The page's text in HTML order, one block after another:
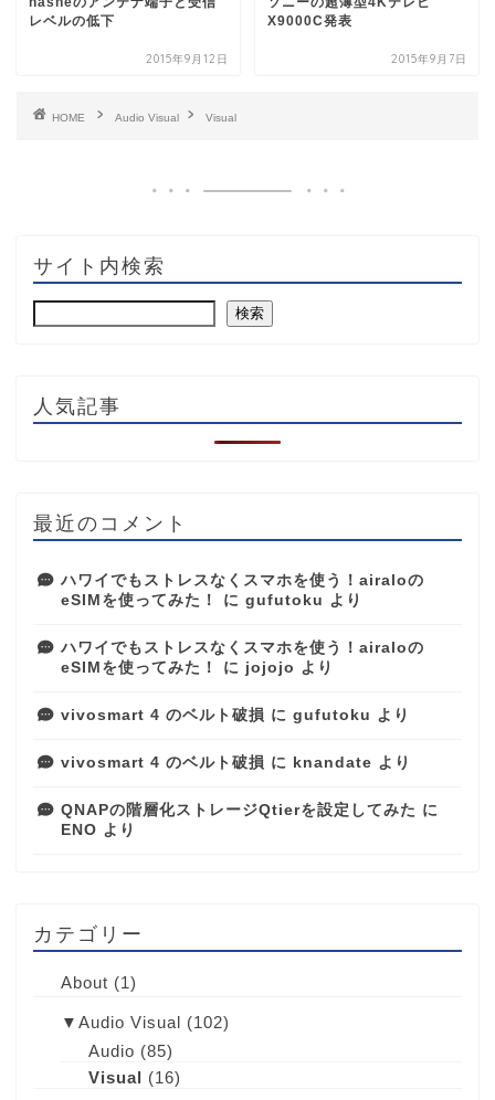
レベルの低下
2015年9月12日
X9000C発表
2015年9月7日
HOME Audio Visual Visual
サイト内検索
検索
人気記事
最近のコメント
ハワイでもストレスなくスマホを使う！airaloの
eSIMを使ってみた！
に gufutoku より
ハワイでもストレスなくスマホを使う！airaloの
eSIMを使ってみた！
に jojojo より
vivosmart 4 のベルト破損 に gufutoku より
vivosmart 4 のベルト破損 に knandate より
QNAPの階層化ストレージQtierを設定してみた に
ENO より
カテゴリー
About (1)
▼ Audio Visual (102)
Audio (85)
Visual (16)